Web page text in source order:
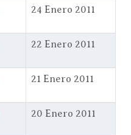
24 Enero 2011
22 Enero 2011
21 Enero 2011
20 Enero 2011